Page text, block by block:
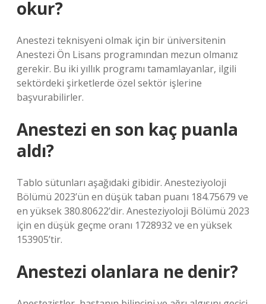
okur?
Anestezi teknisyeni olmak için bir üniversitenin
Anestezi Ön Lisans programından mezun olmanız
gerekir. Bu iki yıllık programı tamamlayanlar, ilgili
sektördeki şirketlerde özel sektör işlerine
başvurabilirler.
Anestezi en son kaç puanla
aldı?
Tablo sütunları aşağıdaki gibidir. Anesteziyoloji
Bölümü 2023’ün en düşük taban puanı 184.75679 ve
en yüksek 380.80622’dir. Anesteziyoloji Bölümü 2023
için en düşük geçme oranı 1728932 ve en yüksek
153905’tir.
Anestezi olanlara ne denir?